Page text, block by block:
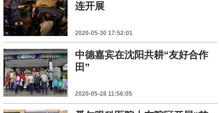
连开展
2020-05-30 17:52:01
中德嘉宾在沈阳共耕“友好合作
田”
2020-05-28 11:56:05